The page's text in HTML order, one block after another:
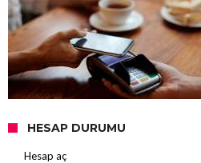
HESAP DURUMU
Hesap aç